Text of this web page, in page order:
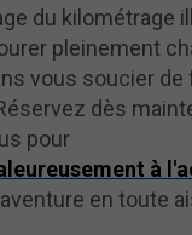
du kilométrage
pleinement
vous soucier de
dès
pour
à
en toute